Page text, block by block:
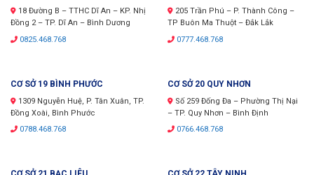
18 Đường B – TTHC Dĩ An – KP. Nhị
Đồng 2 – TP. Dĩ An – Bình Dương
0825.468.768
205 Trần Phú – P. Thành Công –
TP Buôn Ma Thuột – Đắk Lắk
0777.468.768
CƠ SỞ 19 BÌNH PHƯỚC
1309 Nguyễn Huệ, P. Tân Xuân, TP.
Đồng Xoài, Bình Phước
0788.468.768
CƠ SỞ 20 QUY NHƠN
Số 259 Đống Đa – Phường Thị Nại
– TP. Quy Nhơn – Bình Định
0766.468.768